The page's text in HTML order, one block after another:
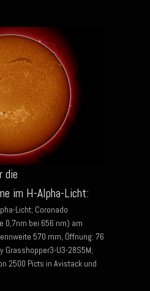
die
im H-Alpha-Licht:
Licht; Coronado
0,7nm bei 656 nm) am
570 mm, Öffnung: 76
Grasshopper3-U3-28S5M;
2500 Picts in Avistack und